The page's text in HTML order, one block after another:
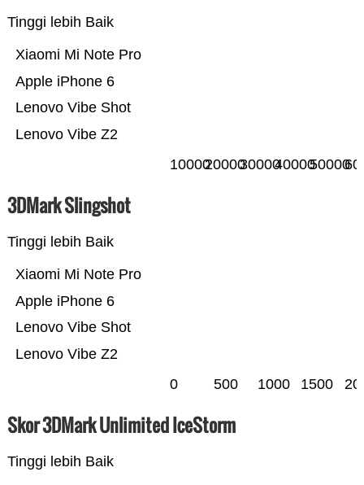
Tinggi lebih Baik
Lenovo Vibe Z2
Lenovo Vibe Shot
Apple iPhone 6
Xiaomi Mi Note Pro
1000020000300004000050000
3DMark Slingshot
Tinggi lebih Baik
Lenovo Vibe Z2
Lenovo Vibe Shot
Apple iPhone 6
Xiaomi Mi Note Pro
0 500 1000 1500
Skor 3DMark Unlimited IceStorm
Tinggi lebih Baik